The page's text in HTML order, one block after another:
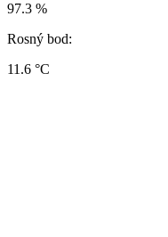
97.3 %
Rosný bod:
11.6 °C